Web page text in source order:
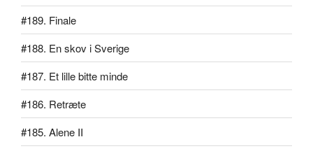
#189. Finale
#188. En skov i Sverige
#187. Et lille bitte minde
#186. Retræte
#185. Alene II